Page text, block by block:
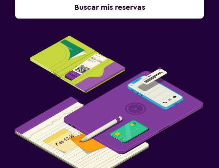
Buscar mis reservas